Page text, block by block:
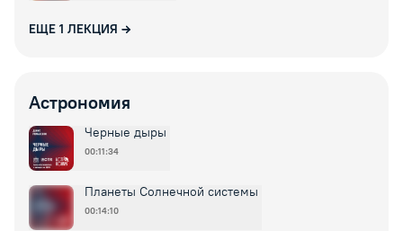
ЕЩЕ 1 ЛЕКЦИЯ
Астрономия
Черные дыры
00:11:34
Планеты Солнечной системы
00:14:10